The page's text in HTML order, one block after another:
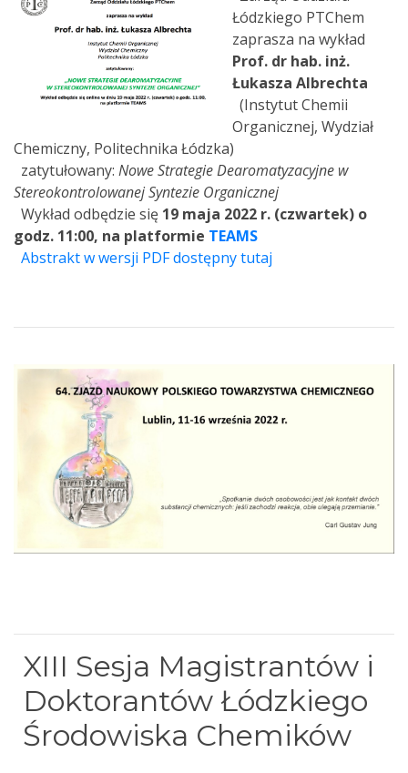
Łódzkiego PTChem
zaprasza na wykład
Prof. dr hab. inż.
Łukasza Albrechta
(Instytut Chemii
Organicznej, Wydział
Chemiczny, Politechnika Łódzka)
zatytułowany: Nowe Strategie Dearomatyzacyjne w
Stereokontrolowanej Syntezie Organicznej
Wykład odbędzie się 19 maja 2022 r. (czwartek) o
godz. 11:00, na platformie TEAMS
Abstrakt w wersji PDF dostępny tutaj
XIII Sesja Magistrantów i
Doktorantów Łódzkiego
Środowiska Chemików